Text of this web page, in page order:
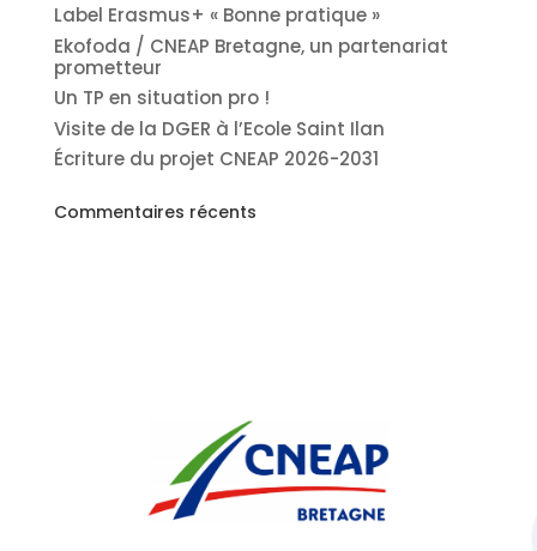
Label Erasmus+ « Bonne pratique »
Ekofoda / CNEAP Bretagne, un partenariat
prometteur
Un TP en situation pro !
Visite de la DGER à l’Ecole Saint Ilan
Écriture du projet CNEAP 2026-2031
Commentaires récents